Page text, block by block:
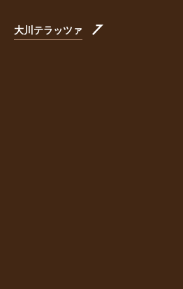
大川テラッツァ